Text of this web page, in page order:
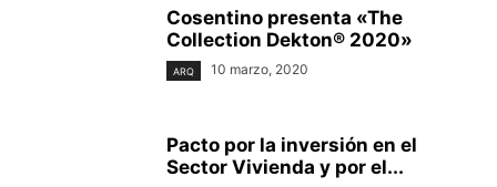
Cosentino presenta «The
Collection Dekton® 2020»
ARQ 10 marzo, 2020
Pacto por la inversión en el
Sector Vivienda y por el...